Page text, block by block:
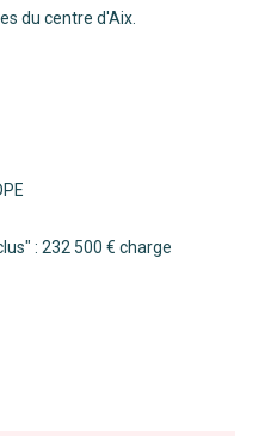
du centre d'Aix.
: 232 500 € charge